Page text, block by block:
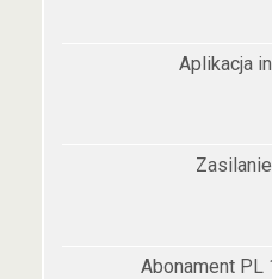
Aplikacja
Abonament PL